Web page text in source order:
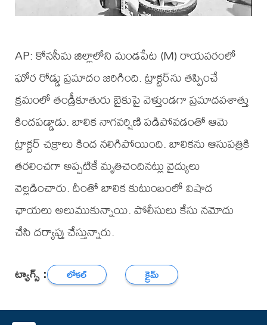
AP: కోనసీమ జిల్లాలోని మండపేట (M) రాయవరంలో
ఘోర రోడ్డు ప్రమాదం జరిగింది. ట్రాక్టర్‌ను తప్పించే
క్రమంలో తండ్రీకూతురు బైకుపై వెళ్తుండగా ప్రమాదవశాత్తు
కిందపడ్డాడు. బాలిక నాగవర్షిణి పడిపోవడంతో ఆమె
ట్రాక్టర్‌ చక్రాలు కింద నలిగిపోయింది. బాలికను ఆసుపత్రికి
తరలించగా అప్పటికే మృతిచెందినట్లు వైద్యులు
వెల్లడించారు. దీంతో బాలిక కుటుంబంలో విషాద
ఛాయలు అలుముకున్నాయి. పోలీసులు కేసు నమోదు
చేసి దర్యాప్తు చేస్తున్నారు.
ట్యాగ్స్ : లోకల్ క్రైమ్